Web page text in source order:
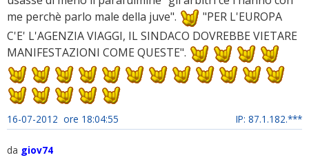
me perchè parlo male della juve".
"PER L'EUROPA
C'E' L'AGENZIA VIAGGI, IL SINDACO DOVREBBE VIETARE
MANIFESTAZIONI COME QUESTE".
16-07-2012 ore 18:04:55 IP: 87.1.182.***
da giov74